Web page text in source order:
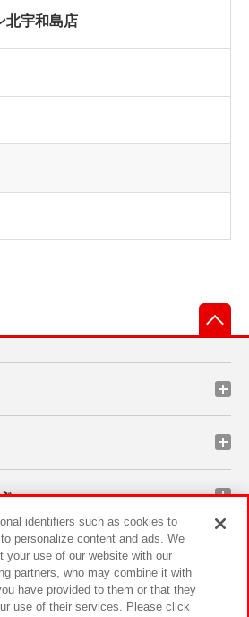
北宇和島店
ン
identifiers such as cookies to
personalize content and ads. We
your use of our website with our
partners, who may combine it with
have provided to them or that they
use of their services. Please click